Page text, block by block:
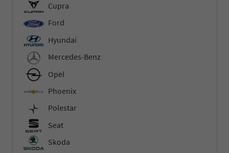
Cupra
Ford
Hyundai
Mercedes-Benz
Opel
Phoenix
Polestar
Seat
Skoda